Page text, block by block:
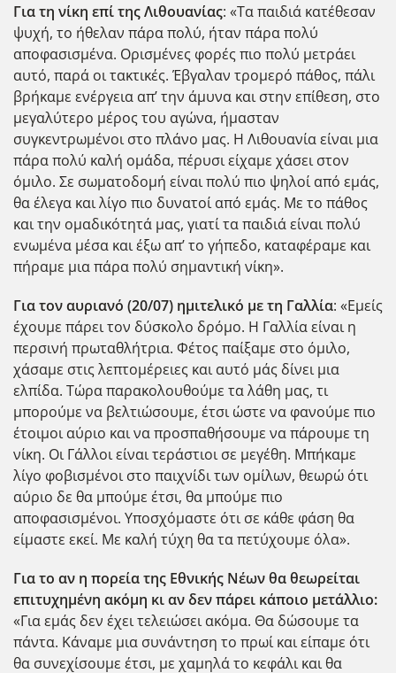
Για τη νίκη επί της Λιθουανίας: «Τα παιδιά κατέθεσαν
ψυχή, το ήθελαν πάρα πολύ, ήταν πάρα πολύ
αποφασισμένα. Ορισμένες φορές πιο πολύ μετράει
αυτό, παρά οι τακτικές. Έβγαλαν τρομερό πάθος, πάλι
βρήκαμε ενέργεια απ’ την άμυνα και στην επίθεση, στο
μεγαλύτερο μέρος του αγώνα, ήμασταν
συγκεντρωμένοι στο πλάνο μας. Η Λιθουανία είναι μια
πάρα πολύ καλή ομάδα, πέρυσι είχαμε χάσει στον
όμιλο. Σε σωματοδομή είναι πολύ πιο ψηλοί από εμάς,
θα έλεγα και λίγο πιο δυνατοί από εμάς. Με το πάθος
και την ομαδικότητά μας, γιατί τα παιδιά είναι πολύ
ενωμένα μέσα και έξω απ’ το γήπεδο, καταφέραμε και
πήραμε μια πάρα πολύ σημαντική νίκη».
Για τον αυριανό (20/07) ημιτελικό με τη Γαλλία: «Εμείς
έχουμε πάρει τον δύσκολο δρόμο. Η Γαλλία είναι η
περσινή πρωταθλήτρια. Φέτος παίξαμε στο όμιλο,
χάσαμε στις λεπτομέρειες και αυτό μάς δίνει μια
ελπίδα. Τώρα παρακολουθούμε τα λάθη μας, τι
μπορούμε να βελτιώσουμε, έτσι ώστε να φανούμε πιο
έτοιμοι αύριο και να προσπαθήσουμε να πάρουμε τη
νίκη. Οι Γάλλοι είναι τεράστιοι σε μεγέθη. Μπήκαμε
λίγο φοβισμένοι στο παιχνίδι των ομίλων, θεωρώ ότι
αύριο δε θα μπούμε έτσι, θα μπούμε πιο
αποφασισμένοι. Υποσχόμαστε ότι σε κάθε φάση θα
είμαστε εκεί. Με καλή τύχη θα τα πετύχουμε όλα».
Για το αν η πορεία της Εθνικής Νέων θα θεωρείται
επιτυχημένη ακόμη κι αν δεν πάρει κάποιο μετάλλιο:
«Για εμάς δεν έχει τελειώσει ακόμα. Θα δώσουμε τα
πάντα. Κάναμε μια συνάντηση το πρωί και είπαμε ότι
θα συνεχίσουμε έτσι, με χαμηλά το κεφάλι και θα